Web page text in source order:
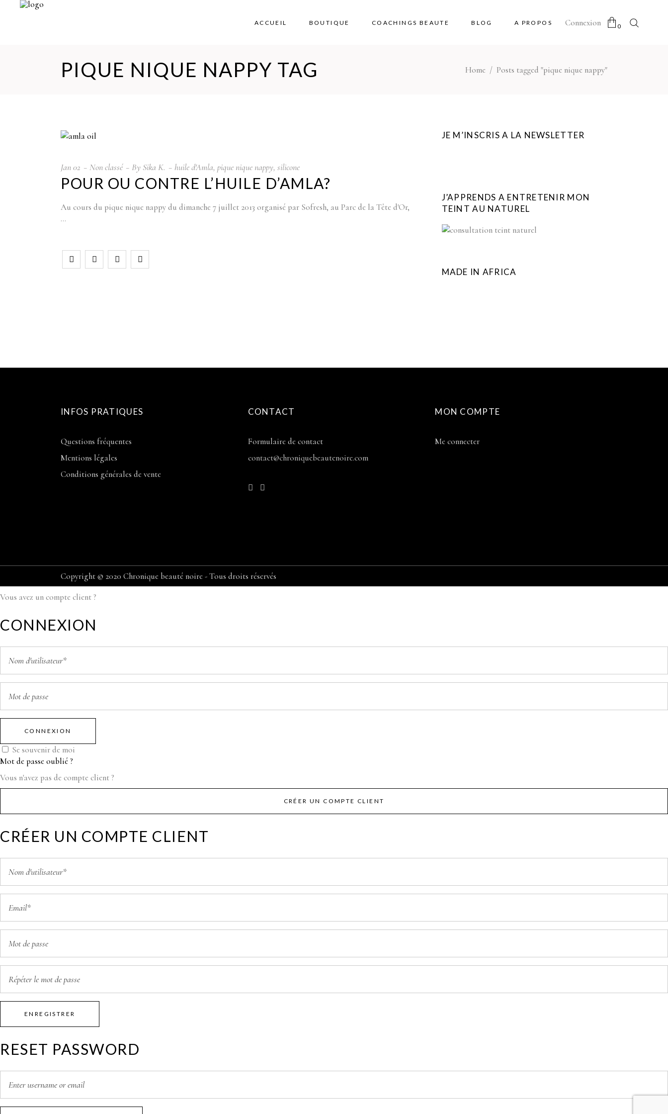
ACCUEIL BOUTIQUE COACHINGS BEAUTE BLOG A PROPOS Connexion 0
No products in the cart.
PIQUE NIQUE NAPPY TAG Home / Posts tagged "pique nique nappy"
Jan02 Non classé By Sika K. huile d'Amla, pique nique nappy, silicone
POUR OU CONTRE L’HUILE D’AMLA?
Au cours du pique nique nappy du dimanche 7 juillet 2013 organisé par Sofresh, au Parc de la Tête d'Or,
JE M’INSCRIS A LA NEWSLETTER
J’APPRENDS A ENTRETENIR MON
TEINT AU NATUREL
MADE IN AFRICA
INFOS PRATIQUES
Questions fréquentes
Mentions légales
Conditions générales de vente
CONTACT
Formulaire de contact
contact@chroniquebeautenoire.com
MON COMPTE
Me connecter
Copyright © 2020 Chronique beauté noire - Tous droits réservés
Vous avez un compte client ?
CONNEXION
CONNEXION
Se souvenir de moi
Mot de passe oublié ?
Vous n'avez pas de compte client ?
CRÉER UN COMPTE CLIENT
CRÉER UN COMPTE CLIENT
ENREGISTRER
RESET PASSWORD